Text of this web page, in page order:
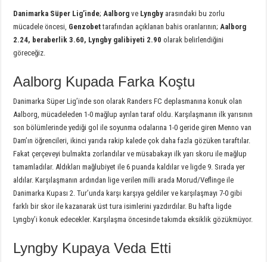
Danimarka Süper Lig’inde; Aalborg ve Lyngby arasındaki bu zorlu
mücadele öncesi, Genzobettarafından açıklanan bahis oranlarının; Aalborg
2.24, beraberlik 3.60, Lyngby galibiyeti 2.90olarak belirlendiğini
göreceğiz.
Aalborg Kupada Farka Koştu
Danimarka Süper Lig’inde son olarak Randers FC deplasmanına konuk olan
Aalborg, mücadeleden 1-0 mağlup ayrılan taraf oldu. Karşılaşmanın ilk yarısının
son bölümlerinde yediği gol ile soyunma odalarına 1-0 geride giren Menno van
Dam’ın öğrencileri, ikinci yarıda rakip kalede çok daha fazla gözüken taraftılar.
Fakat çerçeveyi bulmakta zorlandılar ve müsabakayı ilk yarı skoru ile mağlup
tamamladılar. Aldıkları mağlubiyet ile 6 puanda kaldılar ve ligde 9. Sırada yer
aldılar. Karşılaşmanın ardından lige verilen milli arada Morud/Veflinge ile
Danimarka Kupası 2. Tur’unda karşı karşıya geldiler ve karşılaşmayı 7-0 gibi
farklı bir skor ile kazanarak üst tura isimlerini yazdırdılar. Bu hafta ligde
Lyngby’i konuk edecekler. Karşılaşma öncesinde takımda eksiklik gözükmüyor.
Lyngby Kupaya Veda Etti